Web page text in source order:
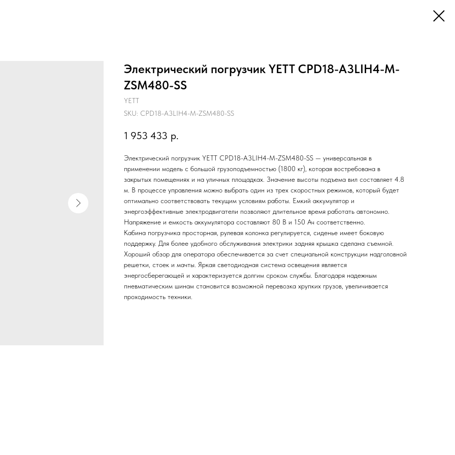
Электрический погрузчик YETT CPD18-A3LIH4-M-
ZSM480-SS
YETT
SKU: CPD18-A3LIH4-M-ZSM480-SS
1 953 433 р.
Электрический погрузчик YETT CPD18-A3LIH4-M-ZSM480-SS — универсальная в
применении модель с большой грузоподъемностью (1800 кг), которая востребована в
закрытых помещениях и на уличных площадках. Значение высоты подъема вил составляет 4.8
м. В процессе управления можно выбрать один из трех скоростных режимов, который будет
оптимально соответствовать текущим условиям работы. Емкий аккумулятор и
энергоэффективные электродвигатели позволяют длительное время работать автономно.
Напряжение и емкость аккумулятора составляют 80 B и 150 Ач соответственно.
Кабина погрузчика просторная, рулевая колонка регулируется, сиденье имеет боковую
поддержку. Для более удобного обслуживания электрики задняя крышка сделана съемной.
Хороший обзор для оператора обеспечивается за счет специальной конструкции надголовной
решетки, стоек и мачты. Яркая светодиодная система освещения является
энергосберегающей и характеризуется долгим сроком службы. Благодаря надежным
пневматическим шинам становится возможной перевозка хрупких грузов, увеличивается
проходимость техники.